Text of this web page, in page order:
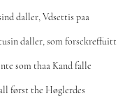
daller, Vdsettis paa
daller, som forsckreffuitt
som thaa Kand falle
først the Høglerdes